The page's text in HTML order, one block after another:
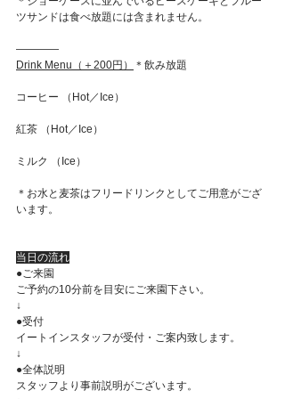
ツサンドは食べ放題には含まれません。
————
Drink Menu（＋200円）
＊飲み放題
コーヒー （Hot／Ice）
紅茶 （Hot／Ice）
ミルク （Ice）
＊お水と麦茶はフリードリンクとしてご用意がござ
います。
当日の流れ
●ご来園
ご予約の10分前を目安にご来園下さい。
↓
●受付
イートインスタッフが受付・ご案内致します。
↓
●全体説明
スタッフより事前説明がございます。